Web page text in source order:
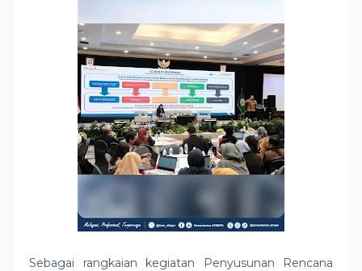
Sebagai rangkaian kegiatan Penyusunan Rencana